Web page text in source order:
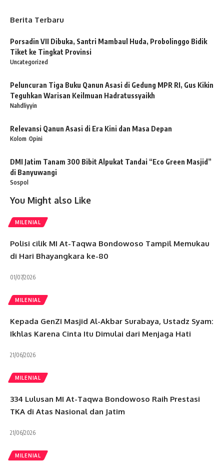
Berita Terbaru
Porsadin VII Dibuka, Santri Mambaul Huda, Probolinggo Bidik
Tiket ke Tingkat Provinsi
Uncategorized
Peluncuran Tiga Buku Qanun Asasi di Gedung MPR RI, Gus Kikin
Teguhkan Warisan Keilmuan Hadratussyaikh
Nahdliyyin
Relevansi Qanun Asasi di Era Kini dan Masa Depan
Kolom Opini
DMI Jatim Tanam 300 Bibit Alpukat Tandai “Eco Green Masjid”
di Banyuwangi
Sospol
You Might also Like
MILENIAL
Polisi cilik MI At-Taqwa Bondowoso Tampil Memukau
di Hari Bhayangkara ke-80
01/07/2026
MILENIAL
Kepada GenZI Masjid Al-Akbar Surabaya, Ustadz Syam:
Ikhlas Karena Cinta Itu Dimulai dari Menjaga Hati
21/06/2026
MILENIAL
334 Lulusan MI At-Taqwa Bondowoso Raih Prestasi
TKA di Atas Nasional dan Jatim
21/06/2026
MILENIAL